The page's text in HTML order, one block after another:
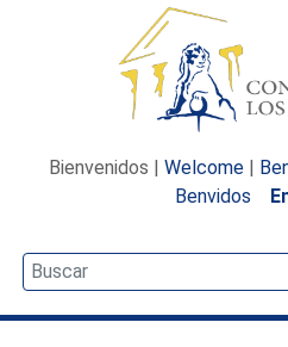
Bienvenidos | Welcome |
Benvidos